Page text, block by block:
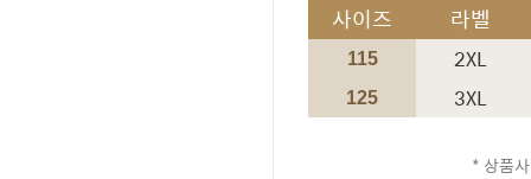
사이즈 라벨
115 2XL
125 3XL
* 상품